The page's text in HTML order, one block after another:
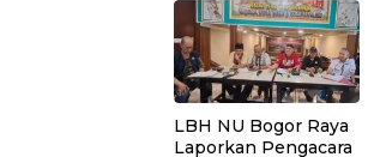
LBH NU Bogor Raya
Laporkan Pengacara